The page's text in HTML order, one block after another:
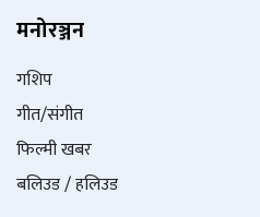
मनोरञ्जन
गशिप
गीत/संगीत
फिल्मी खबर
बलिउड / हलिउड